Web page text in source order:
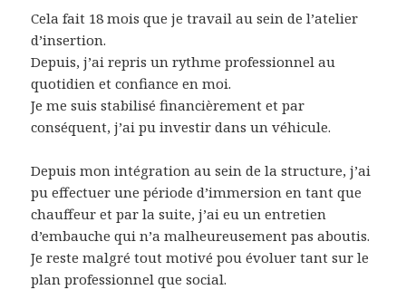
Cela fait 18 mois que je travail au sein de l’atelier
d’insertion.
Depuis, j’ai repris un rythme professionnel au
quotidien et confiance en moi.
Je me suis stabilisé financièrement et par
conséquent, j’ai pu investir dans un véhicule.
Depuis mon intégration au sein de la structure, j’ai
pu effectuer une période d’immersion en tant que
chauffeur et par la suite, j’ai eu un entretien
d’embauche qui n’a malheureusement pas aboutis.
Je reste malgré tout motivé pou évoluer tant sur le
plan professionnel que social.